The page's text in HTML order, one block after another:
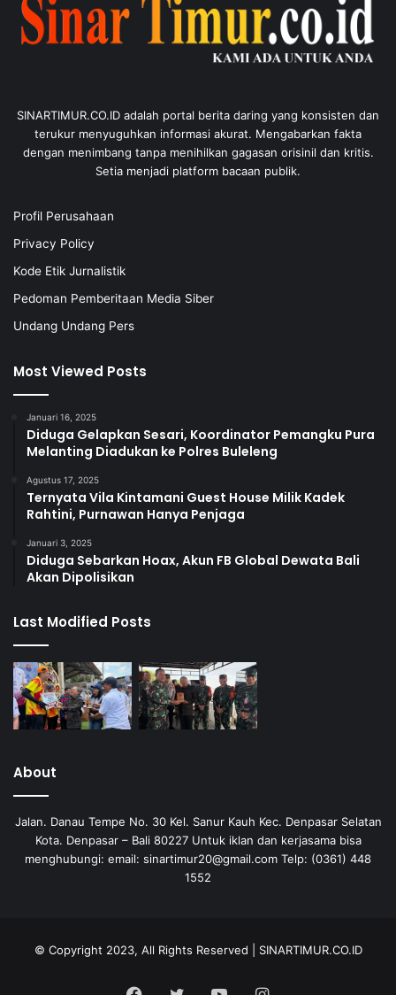
SINARTIMUR.CO.ID adalah portal berita daring yang konsisten dan
terukur menyuguhkan informasi akurat. Mengabarkan fakta
dengan menimbang tanpa menihilkan gagasan orisinil dan kritis.
Setia menjadi platform bacaan publik.
Profil Perusahaan
Privacy Policy
Kode Etik Jurnalistik
Pedoman Pemberitaan Media Siber
Undang Undang Pers
Most Viewed Posts
Januari 16, 2025
Diduga Gelapkan Sesari, Koordinator Pemangku Pura
Melanting Diadukan ke Polres Buleleng
Agustus 17, 2025
Ternyata Vila Kintamani Guest House Milik Kadek
Rahtini, Purnawan Hanya Penjaga
Januari 3, 2025
Diduga Sebarkan Hoax, Akun FB Global Dewata Bali
Akan Dipolisikan
Last Modified Posts
About
Jalan. Danau Tempe No. 30 Kel. Sanur Kauh Kec. Denpasar Selatan
Kota. Denpasar – Bali 80227 Untuk iklan dan kerjasama bisa
menghubungi: email: sinartimur20@gmail.com Telp: (0361) 448
1552
© Copyright 2023, All Rights Reserved | SINARTIMUR.CO.ID